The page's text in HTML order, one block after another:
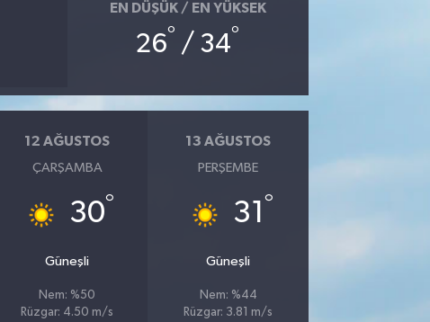
EN DÜŞÜK / EN YÜKSEK
26° / 34°
12 AĞUSTOS
ÇARŞAMBA
30°
Güneşli
Nem: %50
Rüzgar: 4.50 m/s
13 AĞUSTOS
PERŞEMBE
31 °
Güneşli
Nem: %44
Rüzgar: 3.81 m/s